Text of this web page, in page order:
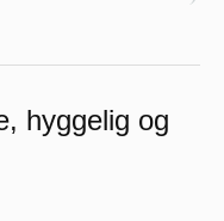
hyggelig og